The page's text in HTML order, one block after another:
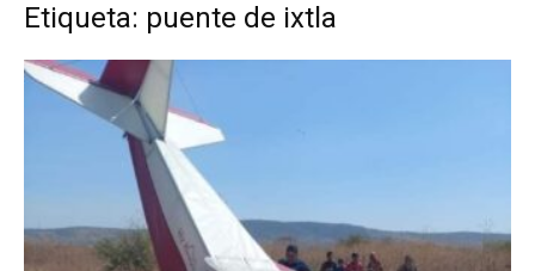
Etiqueta: puente de ixtla